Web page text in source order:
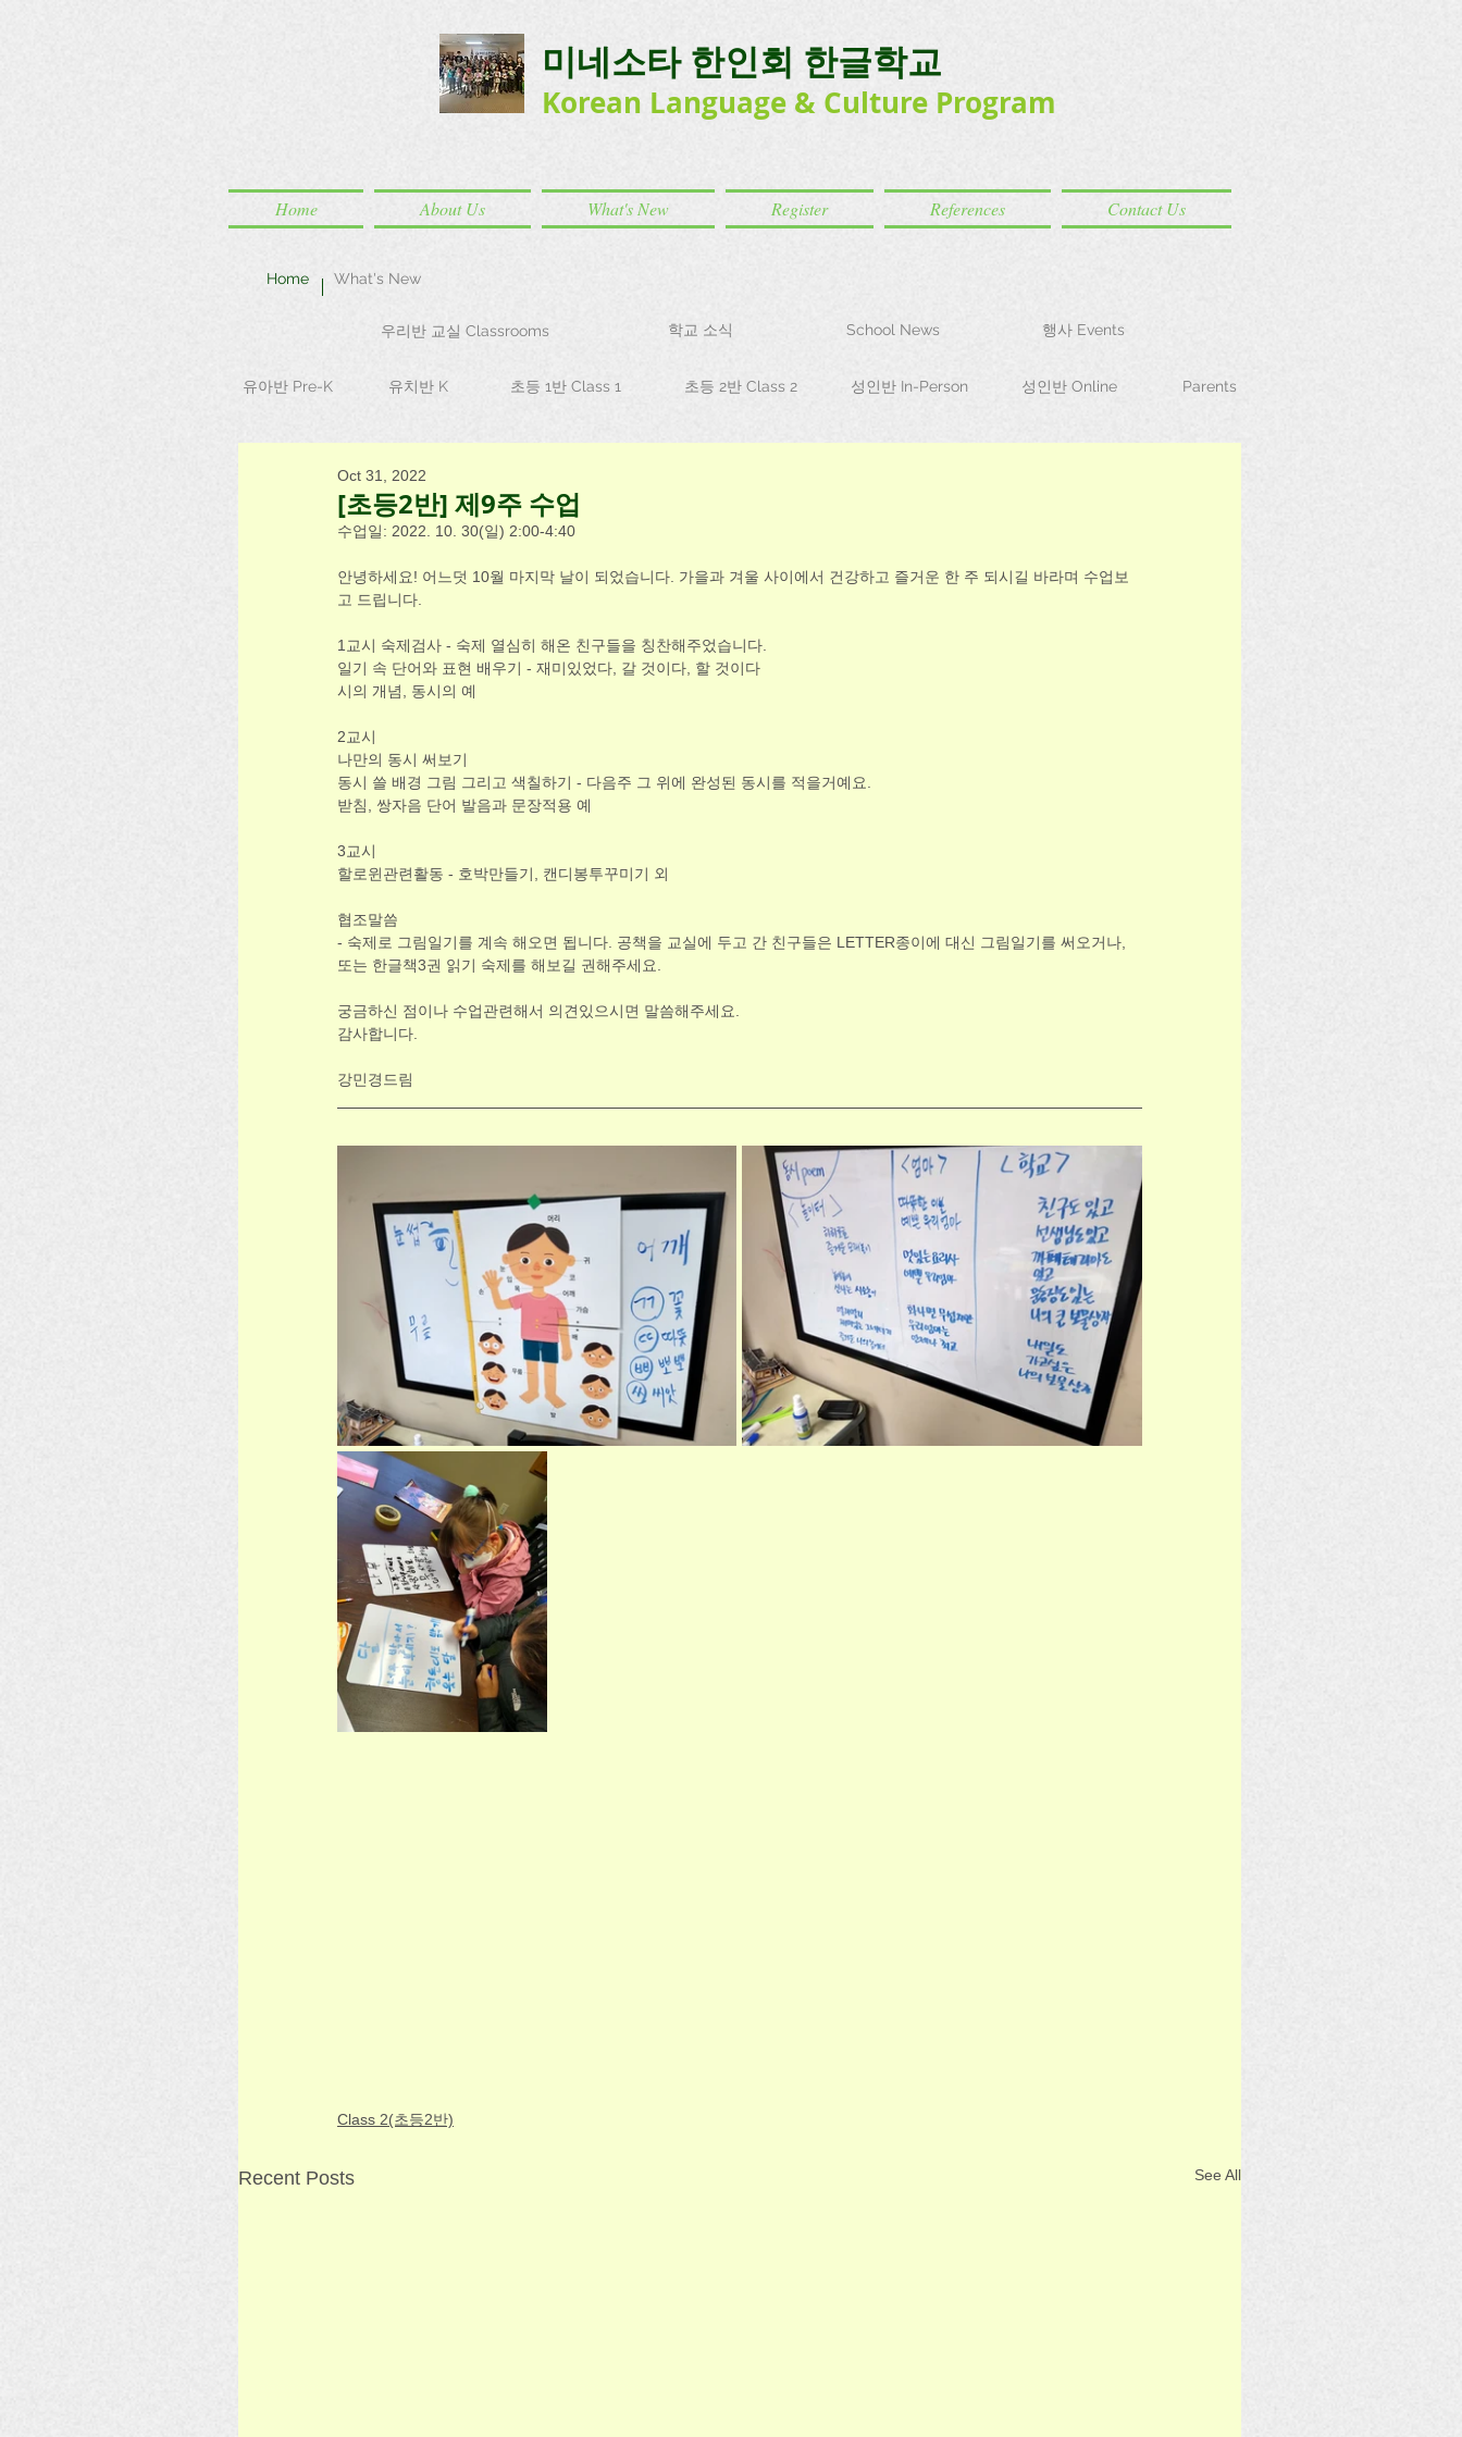
미네소타 한인회 한글학교
Korean Language & Culture Program
Home About Us What's New Register References Contact Us
Home What's New
우리반 교실 Classrooms 학교 소식 School News 행사 Events
유아반 Pre-K 유치반 K 초등 1반 Class 1 초등 2반 Class 2 성인반 In-Person 성인반 Online Parents
[초등2반] 제9주 수업
Oct 31, 2022
수업일: 2022. 10. 30(일) 2:00-4:40
안녕하세요! 어느덧 10월 마지막 날이 되었습니다. 가을과 겨울 사이에서 건강하고 즐거운 한 주 되시길 바라며 수업보
고 드립니다.
1교시 숙제검사 - 숙제 열심히 해온 친구들을 칭찬해주었습니다.
일기 속 단어와 표현 배우기 - 재미있었다, 갈 것이다, 할 것이다
시의 개념, 동시의 예
2교시
나만의 동시 써보기
동시 쓸 배경 그림 그리고 색칠하기 - 다음주 그 위에 완성된 동시를 적을거예요.
받침, 쌍자음 단어 발음과 문장적용 예
3교시
할로윈관련활동 - 호박만들기, 캔디봉투꾸미기 외
협조말씀
- 숙제로 그림일기를 계속 해오면 됩니다. 공책을 교실에 두고 간 친구들은 LETTER종이에 대신 그림일기를 써오거나,
또는 한글책3권 읽기 숙제를 해보길 권해주세요.
궁금하신 점이나 수업관련해서 의견있으시면 말씀해주세요.
감사합니다.
강민경드림
Class 2(초등2반)
Recent Posts See All